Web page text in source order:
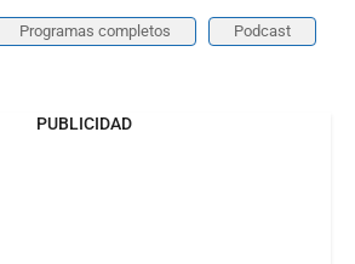
Programas completos Podcast
PUBLICIDAD